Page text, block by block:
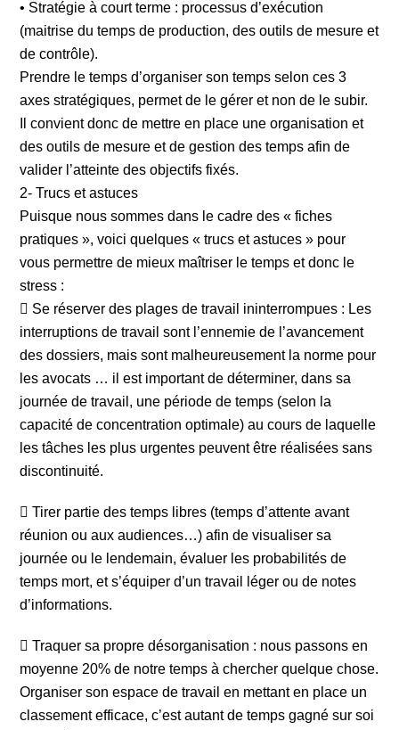
• Stratégie à court terme : processus d’exécution
(maitrise du temps de production, des outils de mesure et
de contrôle).
Prendre le temps d’organiser son temps selon ces 3
axes stratégiques, permet de le gérer et non de le subir.
Il convient donc de mettre en place une organisation et
des outils de mesure et de gestion des temps afin de
valider l’atteinte des objectifs fixés.
2- Trucs et astuces
Puisque nous sommes dans le cadre des « fiches
pratiques », voici quelques « trucs et astuces » pour
vous permettre de mieux maîtriser le temps et donc le
stress :
 Se réserver des plages de travail ininterrompues : Les
interruptions de travail sont l’ennemie de l’avancement
des dossiers, mais sont malheureusement la norme pour
les avocats … il est important de déterminer, dans sa
journée de travail, une période de temps (selon la
capacité de concentration optimale) au cours de laquelle
les tâches les plus urgentes peuvent être réalisées sans
discontinuité.
 Tirer partie des temps libres (temps d’attente avant
réunion ou aux audiences…) afin de visualiser sa
journée ou le lendemain, évaluer les probabilités de
temps mort, et s’équiper d’un travail léger ou de notes
d’informations.
 Traquer sa propre désorganisation : nous passons en
moyenne 20% de notre temps à chercher quelque chose.
Organiser son espace de travail en mettant en place un
classement efficace, c’est autant de temps gagné sur soi